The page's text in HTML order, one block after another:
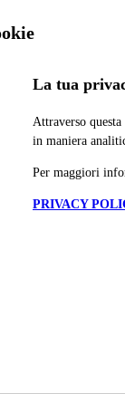
La tua
Attraverso
in maniera
Per maggiori
PRIVACY